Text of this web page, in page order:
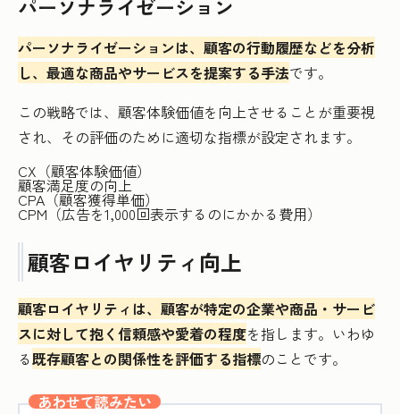
パーソナライゼーション
パーソナライゼーションは、顧客の行動履歴などを分析
し、最適な商品やサービスを提案する手法です。
この戦略では、顧客体験価値を向上させることが重要視
され、その評価のために適切な指標が設定されます。
CX（顧客体験価値）
顧客満足度の向上
CPA（顧客獲得単価）
CPM（広告を1,000回表示するのにかかる費用）
顧客ロイヤリティ向上
顧客ロイヤリティは、顧客が特定の企業や商品・サービ
スに対して抱く信頼感や愛着の程度を指します。いわゆ
る既存顧客との関係性を評価する指標のことです。
あわせて読みたい